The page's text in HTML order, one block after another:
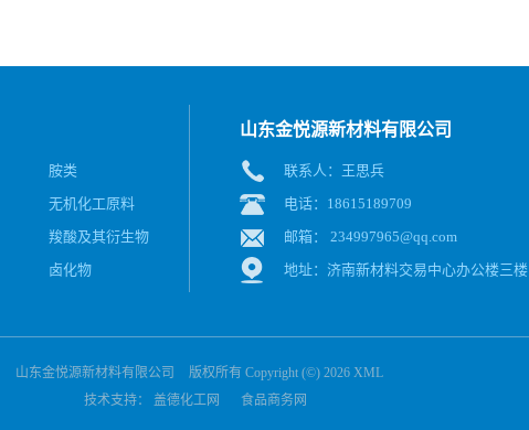
胺类
无机化工原料
羧酸及其衍生物
卤化物
山东金悦源新材料有限公司
联系人：王思兵
电话：18615189709
邮箱： 234997965@qq.com
地址：济南新材料交易中心办公楼三楼
山东金悦源新材料有限公司 版权所有 Copyright (©) 2026 XML
技术支持： 盖德化工网 食品商务网